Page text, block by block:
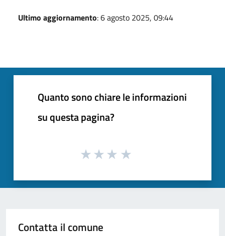
Ultimo aggiornamento: 6 agosto 2025, 09:44
Quanto sono chiare le informazioni
su questa pagina?
Contatta il comune